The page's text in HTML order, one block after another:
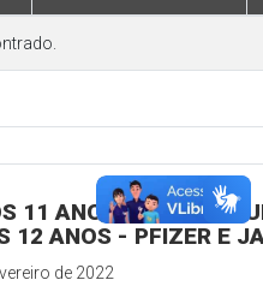
11 ANOS EM TODAS
12 ANOS - PFIZER E
de 2022